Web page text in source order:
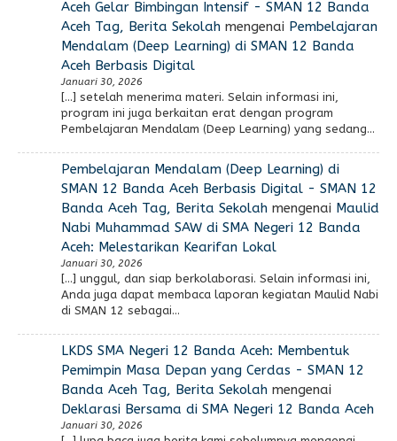
Aceh Gelar Bimbingan Intensif - SMAN 12 Banda
Aceh Tag, Berita Sekolahmengenai Pembelajaran
Mendalam (Deep Learning) di SMAN 12 Banda
Aceh Berbasis Digital
Januari 30, 2026
[…] setelah menerima materi. Selain informasi ini,
program ini juga berkaitan erat dengan program
Pembelajaran Mendalam (Deep Learning) yang sedang…
Pembelajaran Mendalam (Deep Learning) di
SMAN 12 Banda Aceh Berbasis Digital - SMAN 12
Banda Aceh Tag, Berita Sekolahmengenai Maulid
Nabi Muhammad SAW di SMA Negeri 12 Banda
Aceh: Melestarikan Kearifan Lokal
Januari 30, 2026
[…] unggul, dan siap berkolaborasi. Selain informasi ini,
Anda juga dapat membaca laporan kegiatan Maulid Nabi
di SMAN 12 sebagai…
LKDS SMA Negeri 12 Banda Aceh: Membentuk
Pemimpin Masa Depan yang Cerdas - SMAN 12
Banda Aceh Tag, Berita Sekolahmengenai
Deklarasi Bersama di SMA Negeri 12 Banda Aceh
Januari 30, 2026